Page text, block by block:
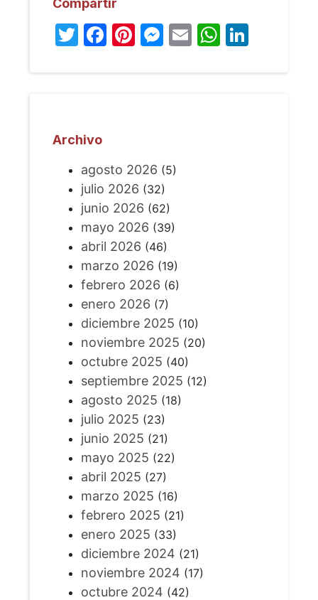
Compartir
Twitter
Facebook
Pinterest
Messenger
Email
Archivo
agosto 2026 (5)
julio 2026 (32)
junio 2026 (62)
mayo 2026 (39)
abril 2026 (46)
marzo 2026 (19)
febrero 2026 (6)
enero 2026 (7)
diciembre 2025 (10)
noviembre 2025 (20)
octubre 2025 (40)
septiembre 2025 (12)
agosto 2025 (18)
julio 2025 (23)
junio 2025 (21)
mayo 2025 (22)
abril 2025 (27)
marzo 2025 (16)
febrero 2025 (21)
enero 2025 (33)
diciembre 2024 (21)
noviembre 2024 (17)
octubre 2024 (42)